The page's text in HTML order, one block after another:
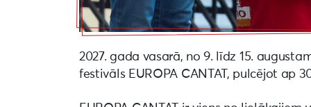
2027. gada vasarā, no 9. līdz 15.
festivāls EUROPA CANTAT, pulcējot ap